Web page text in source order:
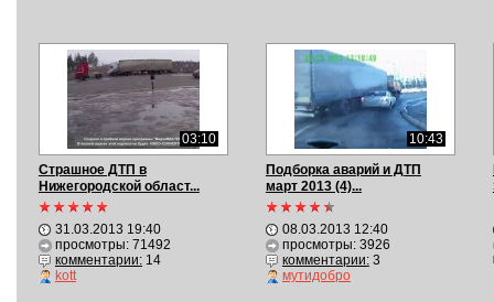
03:10
Страшное ДТП в
Нижегородской област...
31.03.2013 19:40
просмотры: 71492
комментарии:14
kott
10:43
Подборка аварий и ДТП
март 2013 (4)...
08.03.2013 12:40
просмотры: 3926
комментарии:3
мутидобро